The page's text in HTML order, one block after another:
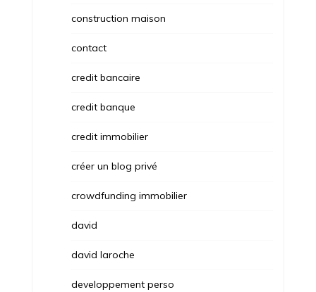
construction maison
contact
credit bancaire
credit banque
credit immobilier
créer un blog privé
crowdfunding immobilier
david
david laroche
developpement perso